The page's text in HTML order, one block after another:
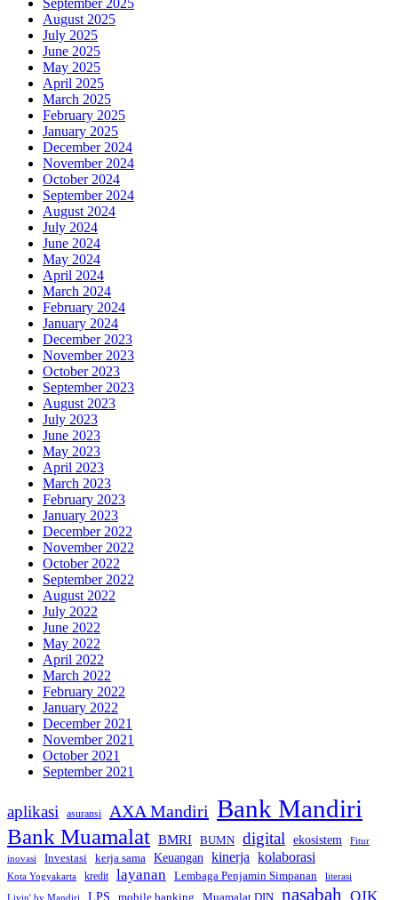
August 2025
July 2025
June 2025
May 2025
April 2025
March 2025
February 2025
January 2025
December 2024
November 2024
October 2024
September 2024
August 2024
July 2024
June 2024
May 2024
April 2024
March 2024
February 2024
January 2024
December 2023
November 2023
October 2023
September 2023
August 2023
July 2023
June 2023
May 2023
April 2023
March 2023
February 2023
January 2023
December 2022
November 2022
October 2022
September 2022
August 2022
July 2022
June 2022
May 2022
April 2022
March 2022
February 2022
January 2022
December 2021
November 2021
October 2021
September 2021
aplikasi asuransi AXA Mandiri Bank Mandiri
Bank Muamalat BMRI BUMN digital ekosistem Fitur
inovasi Investasi kerja sama Keuangan kinerja kolaborasi
Kota Yogyakarta kredit layanan Lembaga Penjamin Simpanan
literasi
Livin' by Mandiri
LPS mobile banking Muamalat DIN nasabah OJK